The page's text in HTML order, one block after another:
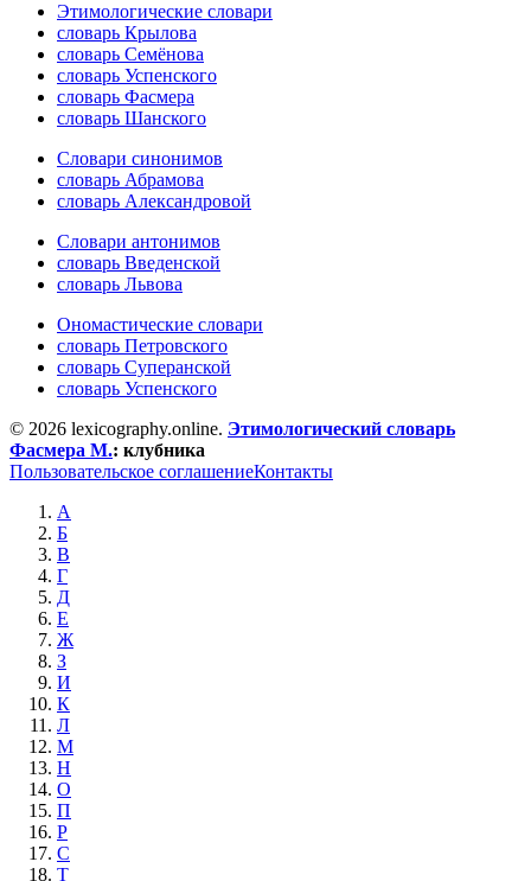
Этимологические словари
словарь Крылова
словарь Семёнова
словарь Успенского
словарь Фасмера
словарь Шанского
Словари синонимов
словарь Абрамова
словарь Александровой
Словари антонимов
словарь Введенской
словарь Львова
Ономастические словари
словарь Петровского
словарь Суперанской
словарь Успенского
© 2026 lexicography.online. Этимологический словарь
Фасмера М.: клубника
Пользовательское соглашениеКонтакты
А
Б
В
Г
Д
Е
Ж
З
И
К
Л
М
Н
О
П
Р
С
Т